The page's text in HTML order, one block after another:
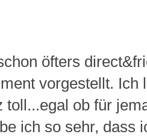
öfters
vorgestellt. Ich
toll...egal ob für
ich so sehr, dass